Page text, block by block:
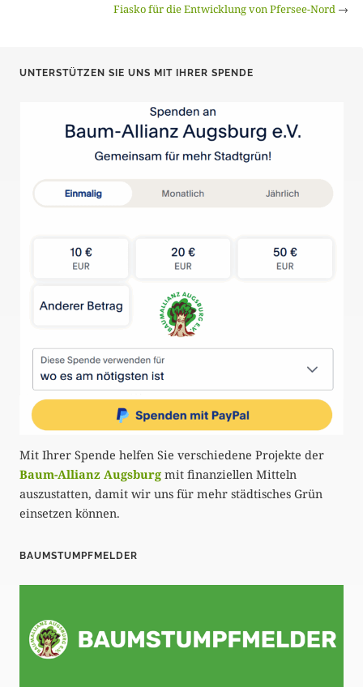
Fiasko für die Entwicklung von Pfersee-Nord →
UNTERSTÜTZEN SIE UNS MIT IHRER SPENDE
Mit Ihrer Spende helfen Sie verschiedene Projekte der
Baum-Allianz Augsburg mit finanziellen Mitteln
auszustatten, damit wir uns für mehr städtisches Grün
einsetzen können.
BAUMSTUMPFMELDER